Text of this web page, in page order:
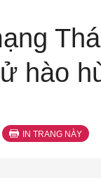
hào
IN TRANG NÀY